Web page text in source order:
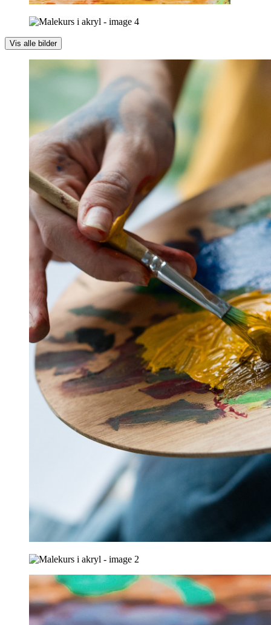
Vis alle bilder